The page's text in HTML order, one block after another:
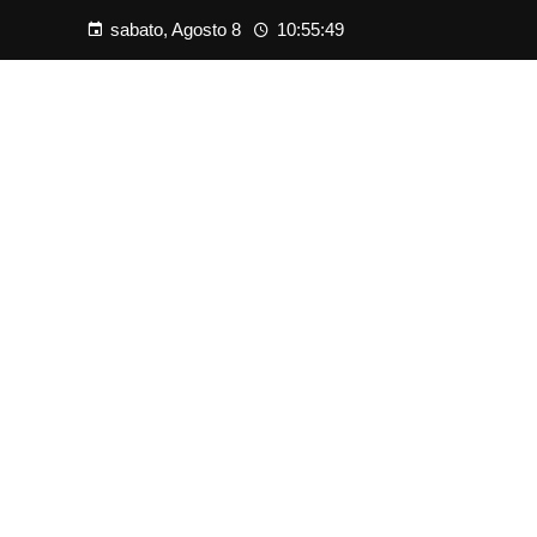
sabato, Agosto 8 10:55:50